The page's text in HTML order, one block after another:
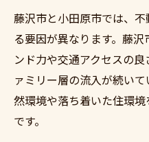
藤沢市と小田原市では、
る要因が異なります。藤
ンド力や交通アクセスの
ァミリー層の流入が続い
然環境や落ち着いた住環
です。